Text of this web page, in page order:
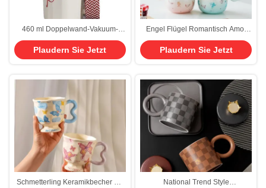
460 ml Doppelwand-Vakuum-
Leckage-Proof-Kaffee-Tumbler
Thermos 16 Oz Edelstahl-
isolierter Tumbler mit Flip-Lad
Plaudern Sie Jetzt
Engel Flügel Romantisch Amor
Paar Tasse Farbverlauf Keramik
Cartoon Becher mit Deckel Löffel
für Männer und Frauen Blumen
Plaudern Sie Jetzt
Schmetterling Keramikbecher mit
National Trend Style